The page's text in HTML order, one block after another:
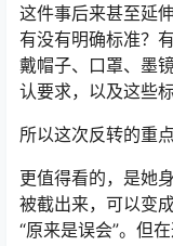
这件事后来甚至延
有没有明确标准？
戴帽子、口罩、墨
认要求，以及这些
所以这次反转的重
更值得看的，是她
被截出来，可以变
“原来是误会”。但